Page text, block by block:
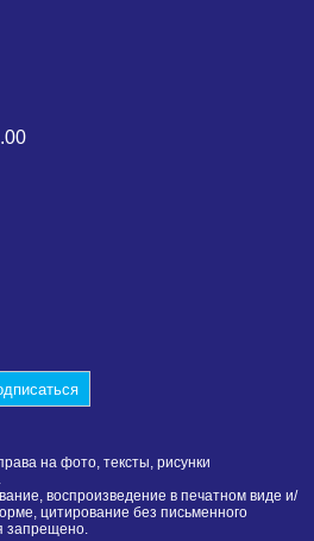
на фото, тексты, рисунки
воспроизведение в печатном виде и/
цитирование без письменного
запрещено.